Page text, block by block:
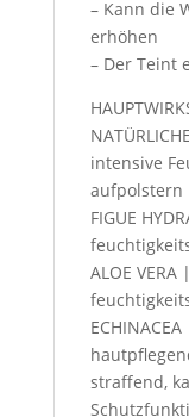
– Kann die
erhöhen
– Der Teint
intensive
aufpolstern
FIGUE
ALOE
straffend,